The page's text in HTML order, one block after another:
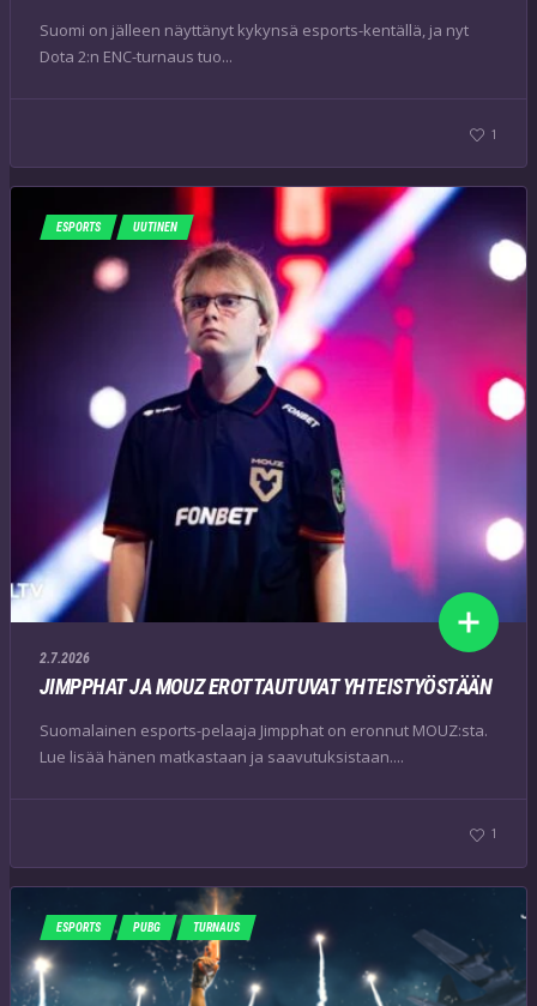
Suomi on jälleen näyttänyt kykynsä esports-kentällä, ja nyt
Dota 2:n ENC-turnaus tuo...
1
ESPORTS UUTINEN
2.7.2026
JIMPPHAT JA MOUZ EROTTAUTUVAT YHTEISTYÖSTÄÄN
Suomalainen esports-pelaaja Jimpphat on eronnut MOUZ:sta.
Lue lisää hänen matkastaan ja saavutuksistaan....
1
ESPORTS PUBG TURNAUS